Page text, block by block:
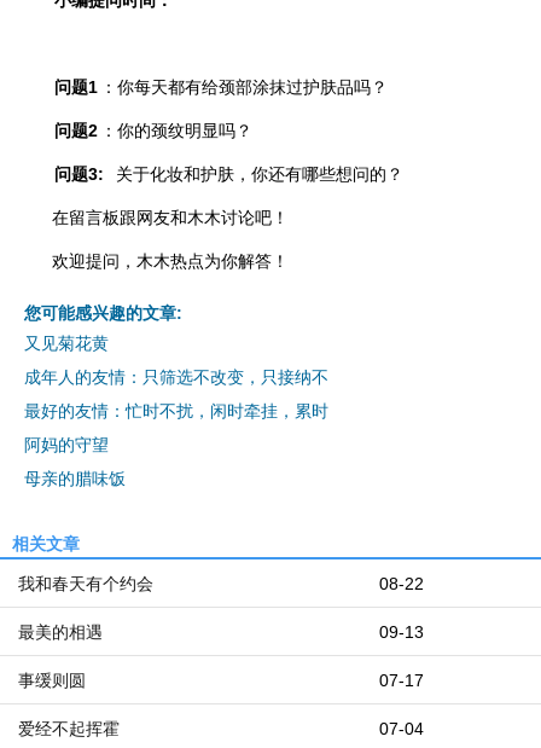
问题1 ：你每天都有给颈部涂抹过护肤品吗？
问题2 ： 你的颈纹明显吗？
问题3: 关于化妆和护肤，你还有哪些想问的？
在留言板跟网友和木木讨论吧！
欢迎提问，木木热点为你解答！
您可能感兴趣的文章:
又见菊花黄
成年人的友情：只筛选不改变，只接纳不
最好的友情：忙时不扰，闲时牵挂，累时
阿妈的守望
母亲的腊味饭
相关文章
08-22
我和春天有个约会
09-13
最美的相遇
07-17
事缓则圆
07-04
爱经不起挥霍